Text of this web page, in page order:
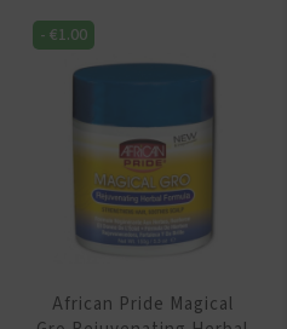
-€1.00
African Pride Magical